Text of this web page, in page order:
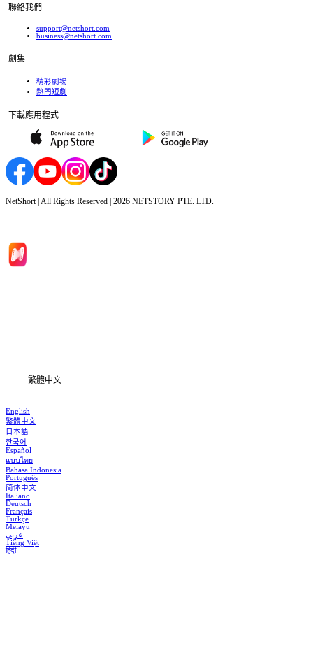
聯絡我們
support@netshort.com
business@netshort.com
劇集
精彩劇場
熱門短劇
下載應用程式
NetShort | All Rights Reserved | 2026 NETSTORY PTE. LTD.
繁體中文
English
繁體中文
日本語
한국어
Español
แบบไทย
Bahasa Indonesia
Português
简体中文
Italiano
Deutsch
Français
Türkçe
Melayu
عربي
Tiếng Việt
हिंदी